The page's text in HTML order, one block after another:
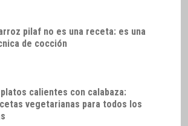
pilaf no es una receta: es una
de cocción
calientes con calabaza:
vegetarianas para todos los